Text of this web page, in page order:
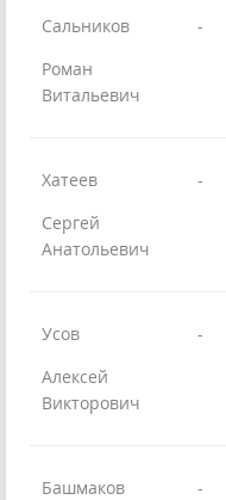
Сальников
Роман
Витальевич
-
Хатеев
Сергей
Анатольевич
-
Усов
Алексей
Викторович
-
Башмаков
-